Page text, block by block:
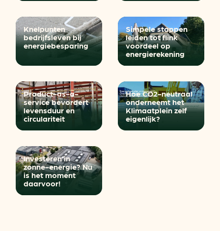
Knelpunten
bedrijfsleven bij
energiebesparing
Simpele stappen
leiden tot flink
voordeel op
energierekening
Product-as-a-
service bevordert
levensduur en
circulariteit
Hoe CO2-neutraal
onderneemt het
Klimaatplein zelf
eigenlijk?
Investeren in
zonne-energie? Nu
is het moment
daarvoor!